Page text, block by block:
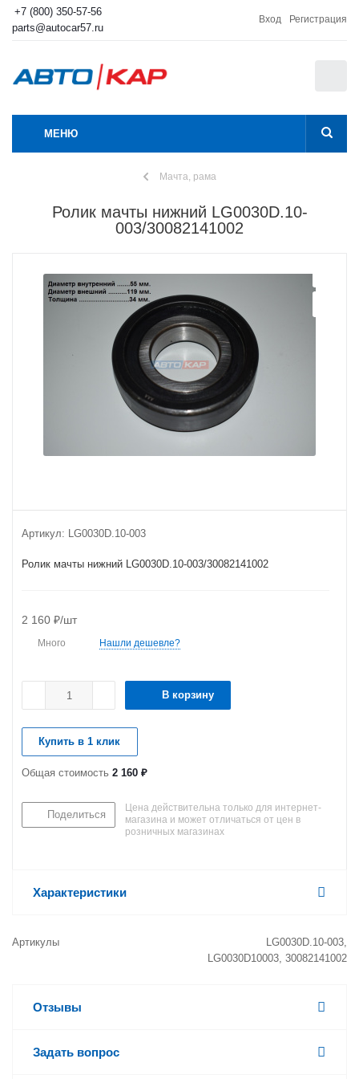
+7 (800) 350-57-56
parts@autocar57.ru
Вход Регистрация
МЕНЮ
Мачта, рама
Ролик мачты нижний LG0030D.10-
003/30082141002
Артикул: LG0030D.10-003
Ролик мачты нижний LG0030D.10-003/30082141002
2 160 ₽/шт
Много Нашли дешевле?
В корзину
Купить в 1 клик
Общая стоимость 2 160 ₽
Поделиться
Цена действительна только для интернет-
магазина и может отличаться от цен в
розничных магазинах
Характеристики
Артикулы
LG0030D.10-003,
LG0030D10003, 30082141002
Отзывы
Задать вопрос